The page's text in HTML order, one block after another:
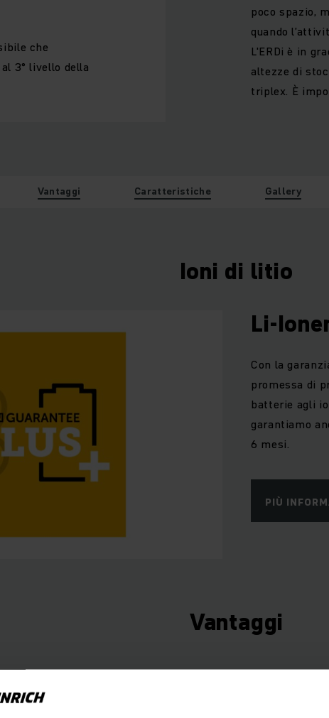
che
3° livello della
poco spazio,
quando
L'ERDi è in
altezze di
triplex. È
Vantaggi Caratteristiche Gallery
Ioni di litio
Li-
Con la
promessa di
batterie agli
garantiamo
6 mesi.
PIÙ
Vantaggi